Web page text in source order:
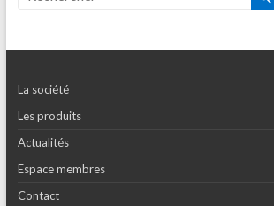
La société
Les produits
Actualités
Espace membres
Contact